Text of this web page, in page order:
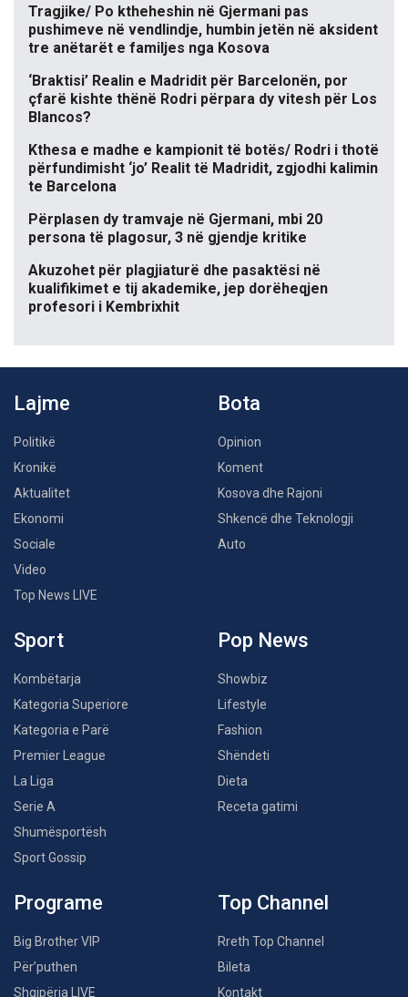
Tragjike/ Po ktheheshin në Gjermani pas
pushimeve në vendlindje, humbin jetën në aksident
tre anëtarët e familjes nga Kosova
‘Braktisi’ Realin e Madridit për Barcelonën, por
çfarë kishte thënë Rodri përpara dy vitesh për Los
Blancos?
Kthesa e madhe e kampionit të botës/ Rodri i thotë
përfundimisht ‘jo’ Realit të Madridit, zgjodhi kalimin
te Barcelona
Përplasen dy tramvaje në Gjermani, mbi 20
persona të plagosur, 3 në gjendje kritike
Akuzohet për plagjiaturë dhe pasaktësi në
kualifikimet e tij akademike, jep dorëheqjen
profesori i Kembrixhit
Lajme
Politikë
Kronikë
Aktualitet
Ekonomi
Sociale
Video
Top News LIVE
Bota
Opinion
Koment
Kosova dhe Rajoni
Shkencë dhe Teknologji
Auto
Sport
Kombëtarja
Kategoria Superiore
Kategoria e Parë
Premier League
La Liga
Serie A
Shumësportësh
Sport Gossip
Pop News
Showbiz
Lifestyle
Fashion
Shëndeti
Dieta
Receta gatimi
Programe
Big Brother VIP
Për’puthen
Shqipëria LIVE
Top Channel
Rreth Top Channel
Bileta
Kontakt